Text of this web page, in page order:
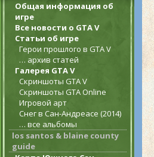
Общая информация об
игре
Все новости о GTA V
Статьи об игре
Герои прошлого в GTA V
… архив статей
Галерея GTA V
Скриншоты GTA V
Скриншоты GTA Online
Игровой арт
Снег в Сан-Андреасе (2014)
… все альбомы
los santos & blaine county
guide